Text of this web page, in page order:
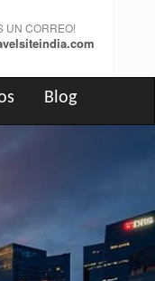
UN CORREO!
Blog